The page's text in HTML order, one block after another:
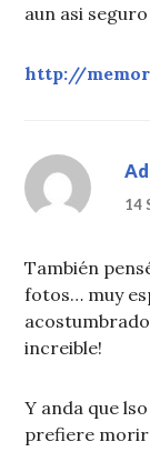
aun asi
http://
14
También
fotos… muy
increible!
Y anda que
prefiere